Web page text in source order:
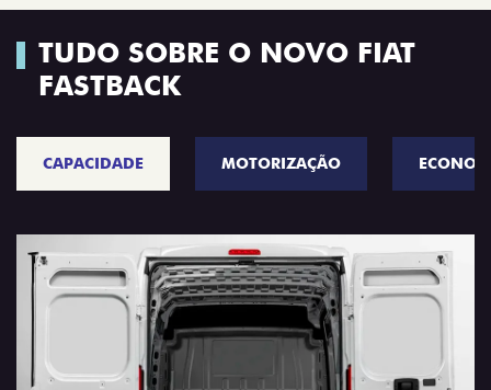
TUDO SOBRE O NOVO FIAT
FASTBACK
CAPACIDADE MOTORIZAÇÃO